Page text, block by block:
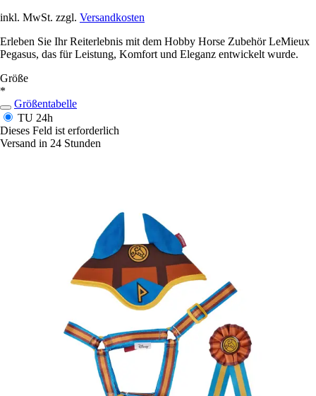
inkl. MwSt. zzgl. Versandkosten
Erleben Sie Ihr Reiterlebnis mit dem Hobby Horse Zubehör LeMieux
Pegasus, das für Leistung, Komfort und Eleganz entwickelt wurde.
Größe
*
Größentabelle
TU 24h
Dieses Feld ist erforderlich
Versand in 24 Stunden